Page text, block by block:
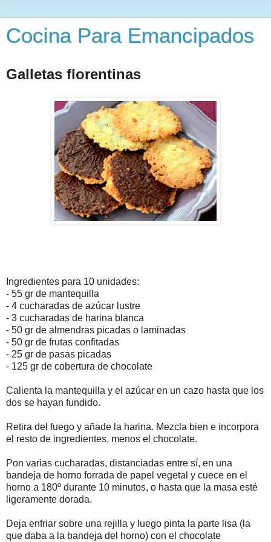
Cocina Para Emancipados
Galletas florentinas
Ingredientes para 10 unidades:
- 55 gr de mantequilla
- 4 cucharadas de azúcar lustre
- 3 cucharadas de harina blanca
- 50 gr de almendras picadas o laminadas
- 50 gr de frutas confitadas
- 25 gr de pasas picadas
- 125 gr de cobertura de chocolate
Calienta la mantequilla y el azúcar en un cazo hasta que los
dos se hayan fundido.
Retira del fuego y añade la harina. Mezcla bien e incorpora
el resto de ingredientes, menos el chocolate.
Pon varias cucharadas, distanciadas entre sí, en una
bandeja de horno forrada de papel vegetal y cuece en el
horno a 180º durante 10 minutos, o hasta que la masa esté
ligeramente dorada.
Deja enfriar sobre una rejilla y luego pinta la parte lisa (la
que daba a la bandeja del horno) con el chocolate